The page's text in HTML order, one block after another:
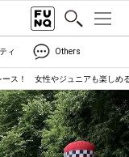
ィ Others
ース！ 女性やジュニアも楽しめ